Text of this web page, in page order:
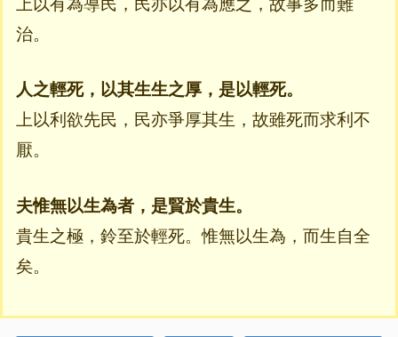
治。
人之輕死，以其生生之厚，是以輕死。
上以利欲先民，民亦爭厚其生，故雖死而求利不
厭。
夫惟無以生為者，是賢於貴生。
貴生之極，鈴至於輕死。惟無以生為，而生自全
矣。